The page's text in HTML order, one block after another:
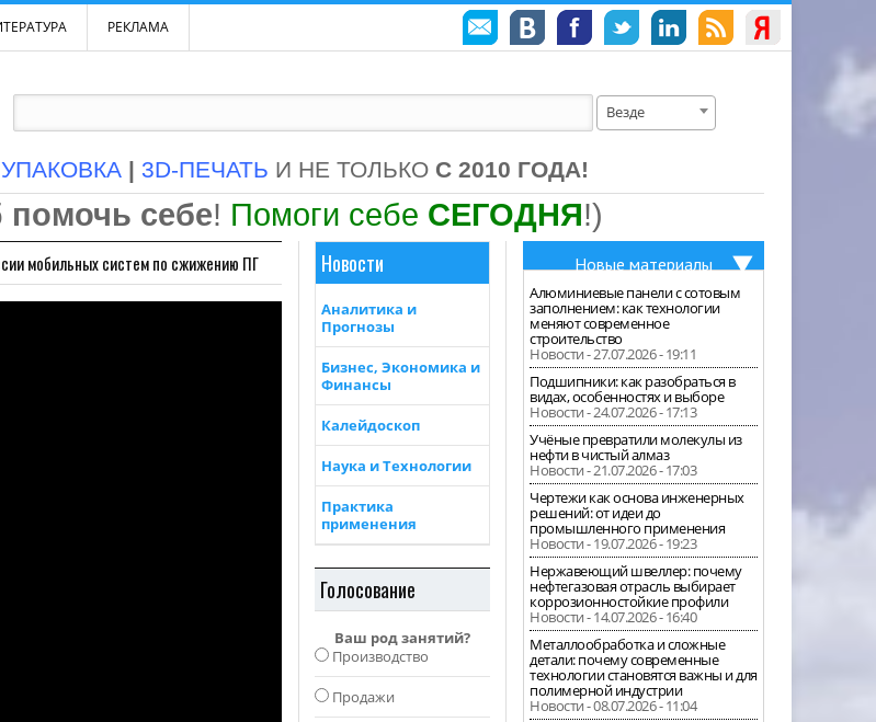
РЕКЛАМА
Везде
УПАКОВКА | 3D-ПЕЧАТЬ И НЕ ТОЛЬКО С 2010 ГОДА!
помочь себе! Помоги себе СЕГОДНЯ!)
мобильных систем по сжижению ПГ Новости
Аналитика и
Прогнозы
Бизнес, Экономика и
Финансы
Калейдоскоп
Наука и Технологии
Практика
применения
Голосование
Ваш род занятий?
Производство
Продажи
Новые материалы
Алюминиевые панели с сотовым
заполнением: как технологии
меняют современное
строительство
Новости - 27.07.2026 - 19:11
Подшипники: как разобраться в
видах, особенностях и выборе
Новости - 24.07.2026 - 17:13
Учёные превратили молекулы из
нефти в чистый алмаз
Новости - 21.07.2026 - 17:03
Чертежи как основа инженерных
решений: от идеи до
промышленного применения
Новости - 19.07.2026 - 19:23
Нержавеющий швеллер: почему
нефтегазовая отрасль выбирает
коррозионностойкие профили
Новости - 14.07.2026 - 16:40
Металлообработка и сложные
детали: почему современные
технологии становятся важны и для
полимерной индустрии
Новости - 08.07.2026 - 11:04